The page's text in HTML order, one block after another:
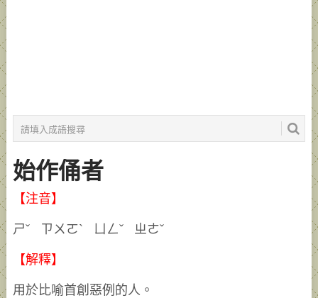
始作俑者
【注音】
ㄕˇ ㄗㄨㄛˋ ㄩㄥˇ ㄓㄜˇ
【解釋】
用於比喻首創惡例的人。